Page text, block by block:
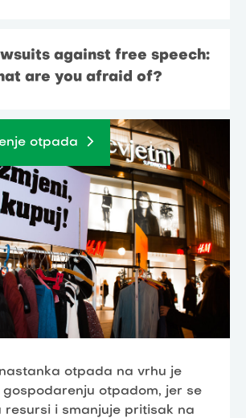
against free speech:
are you afraid of?
otpada
otpada na vrhu je
otpadom, jer se
resursi i smanjuje pritisak na